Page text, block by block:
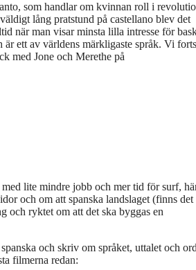
som handlar om kvinnan roll i
lång pratstund på castellano blev det
när man visar minsta lilla intresse för
ett av världens märkligaste språk. Vi
med Jone och Merethe på
lite mindre jobb och mer tid för surf,
och om att spanska landslaget (finns det
och ryktet om att det ska byggas en
och skriv om språket, uttalet och
filmerna redan: